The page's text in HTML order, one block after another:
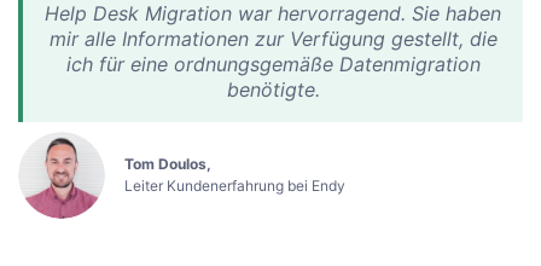
Help Desk Migration war hervorragend. Sie haben
mir alle Informationen zur Verfügung gestellt, die
ich für eine ordnungsgemäße Datenmigration
benötigte.
Tom Doulos,
Leiter Kundenerfahrung bei Endy